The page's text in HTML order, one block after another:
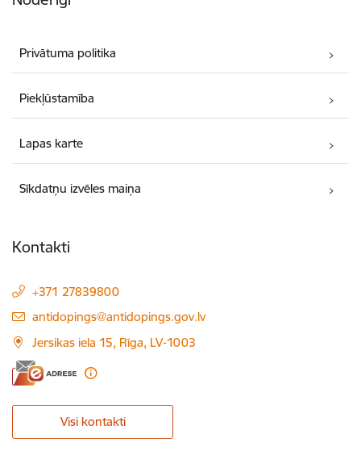
Privātuma politika
Piekļūstamība
Lapas karte
Sīkdatņu izvēles maiņa
Kontakti
+371 27839800
E-pasts:
antidopings@antidopings.gov.lv
Jersikas iela 15, Rīga, LV-1003
Visi kontakti